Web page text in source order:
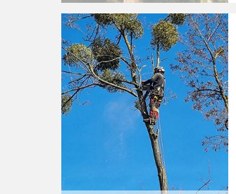
élaguant, travaux de qualité
Voir Nos Realisations